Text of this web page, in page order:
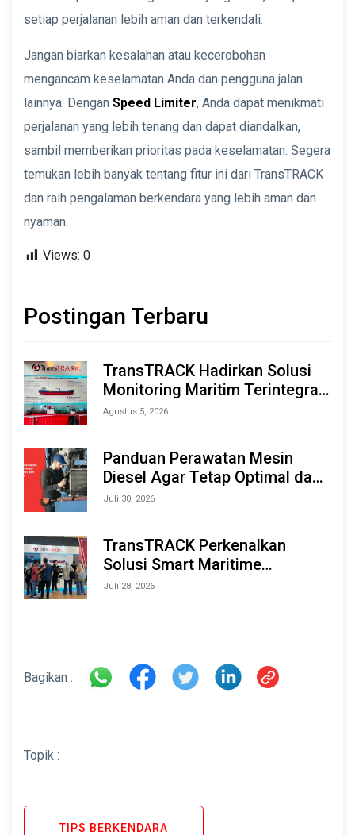
setiap perjalanan lebih aman dan terkendali.
Jangan biarkan kesalahan atau kecerobohan
mengancam keselamatan Anda dan pengguna jalan
lainnya. Dengan Speed Limiter, Anda dapat menikmati
perjalanan yang lebih tenang dan dapat diandalkan,
sambil memberikan prioritas pada keselamatan. Segera
temukan lebih banyak tentang fitur ini dari TransTRACK
dan raih pengalaman berkendara yang lebih aman dan
nyaman.
Views: 0
Postingan Terbaru
TransTRACK Hadirkan Solusi
Monitoring Maritim Terintegrasi
Berbasis AI & IoT di Indonesia
Agustus 5, 2026
Panduan Perawatan Mesin
Diesel Agar Tetap Optimal dan
Tahan Lama
Juli 30, 2026
TransTRACK Perkenalkan
Solusi Smart Maritime
Monitoring Berbasis AI dan IoT
Juli 28, 2026
Bagikan :
Topik :
TIPS BERKENDARA